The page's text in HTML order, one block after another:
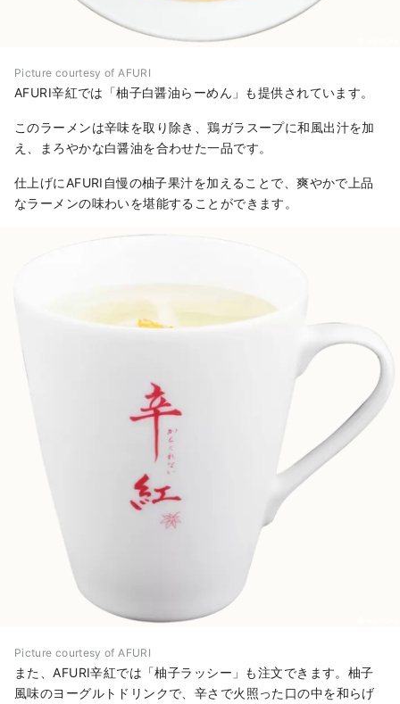
Picture courtesy of AFURI
AFURI辛紅では「柚子白醤油らーめん」も提供されています。
このラーメンは辛味を取り除き、鶏ガラスープに和風出汁を加
え、まろやかな白醤油を合わせた一品です。
仕上げにAFURI自慢の柚子果汁を加えることで、爽やかで上品
なラーメンの味わいを堪能することができます。
Picture courtesy of AFURI
また、AFURI辛紅では「柚子ラッシー」も注文できます。柚子
風味のヨーグルトドリンクで、辛さで火照った口の中を和らげ